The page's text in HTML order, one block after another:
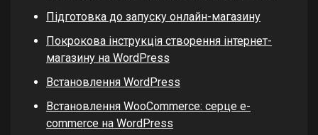
Підготовка до запуску онлайн-магазину
Покрокова інструкція створення інтернет-
магазину на WordPress
Встановлення WordPress
Встановлення WooCommerce: серце e-
commerce на WordPress